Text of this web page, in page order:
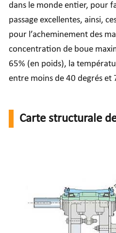
dans le monde entier, pour
passage excellentes, ainsi,
pour l’acheminement des
concentration de boue
65% (en poids), la
entre moins de 40 degrés et
Carte structurale